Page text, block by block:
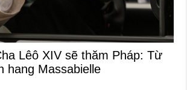
Lêô XIV sẽ thăm Pháp: Từ
hang Massabielle